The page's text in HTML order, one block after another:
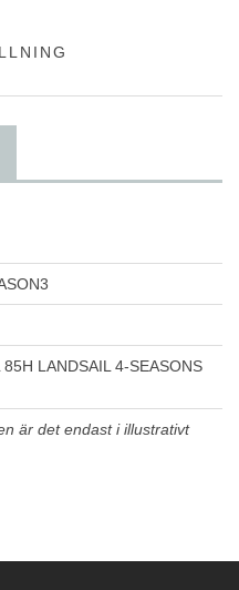
LANDSAIL 4-SEASONS
är det endast i illustrativt